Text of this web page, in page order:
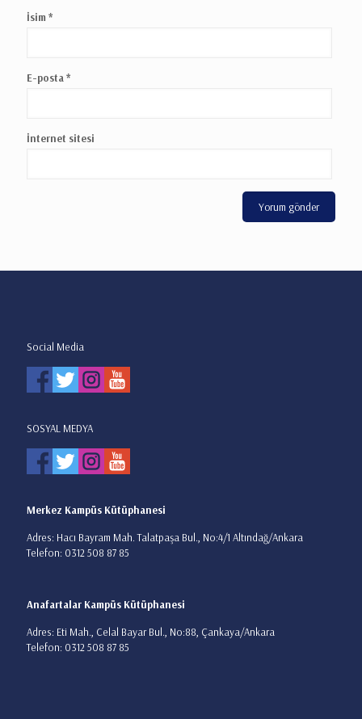
İsim *
E-posta *
İnternet sitesi
Social Media
SOSYAL MEDYA
Merkez Kampüs Kütüphanesi
Adres: Hacı Bayram Mah. Talatpaşa Bul., No:4/1 Altındağ/Ankara
Telefon: 0312 508 87 85
Anafartalar Kampüs Kütüphanesi
Adres: Eti Mah., Celal Bayar Bul., No:88, Çankaya/Ankara
Telefon: 0312 508 87 85